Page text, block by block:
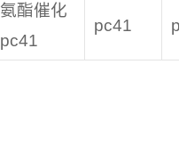
酯催化
pc41